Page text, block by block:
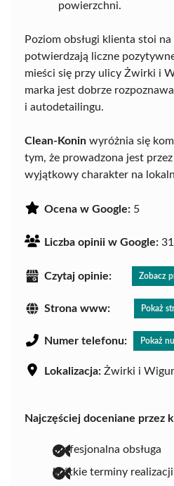
powierzchni.
Poziom obsługi klienta stoi
potwierdzają liczne
mieści się przy ulicy Żwirki i
marka jest dobrze
i autodetailingu.
Clean-Konin wyróżnia się
tym, że prowadzona jest
wyjątkowy charakter na
Ocena w Google: 5
Liczba opinii w Google: 31
Czytaj opinie: Zobacz
Strona www: Pokaż
Numer telefonu: Pokaż
Lokalizacja: Żwirki i
Najczęściej doceniane przez
profesjonalna obsługa
krótkie terminy realizacji